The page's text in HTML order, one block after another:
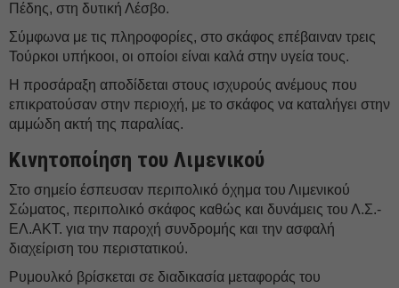
Πέδης, στη δυτική Λέσβο.
Σύμφωνα με τις πληροφορίες, στο σκάφος επέβαιναν τρεις
Τούρκοι υπήκοοι, οι οποίοι είναι καλά στην υγεία τους.
Η προσάραξη αποδίδεται στους ισχυρούς ανέμους που
επικρατούσαν στην περιοχή, με το σκάφος να καταλήγει στην
αμμώδη ακτή της παραλίας.
Κινητοποίηση του Λιμενικού
Στο σημείο έσπευσαν περιπολικό όχημα του Λιμενικού
Σώματος, περιπολικό σκάφος καθώς και δυνάμεις του Λ.Σ.-
ΕΛ.ΑΚΤ. για την παροχή συνδρομής και την ασφαλή
διαχείριση του περιστατικού.
Ρυμουλκό βρίσκεται σε διαδικασία μεταφοράς του